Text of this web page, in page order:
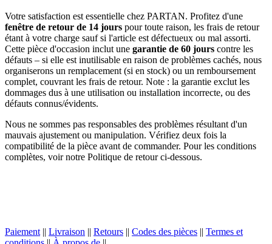
Votre satisfaction est essentielle chez PARTAN. Profitez d'une
fenêtre de retour de 14 jours pour toute raison, les frais de retour
étant à votre charge sauf si l'article est défectueux ou mal assorti.
Cette pièce d'occasion inclut une garantie de 60 jours contre les
défauts – si elle est inutilisable en raison de problèmes cachés, nous
organiserons un remplacement (si en stock) ou un remboursement
complet, couvrant les frais de retour. Note : la garantie exclut les
dommages dus à une utilisation ou installation incorrecte, ou des
défauts connus/évidents.
Nous ne sommes pas responsables des problèmes résultant d'un
mauvais ajustement ou manipulation. Vérifiez deux fois la
compatibilité de la pièce avant de commander. Pour les conditions
complètes, voir notre Politique de retour ci-dessous.
Paiement || Livraison || Retours || Codes des pièces || Termes et